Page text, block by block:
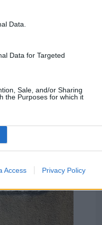
Data.
Data for Targeted
Sale, and/or Sharing
the Purposes for which it
Access Privacy Policy
Se estima que
al año, lo que
Al no ser
los que aquí